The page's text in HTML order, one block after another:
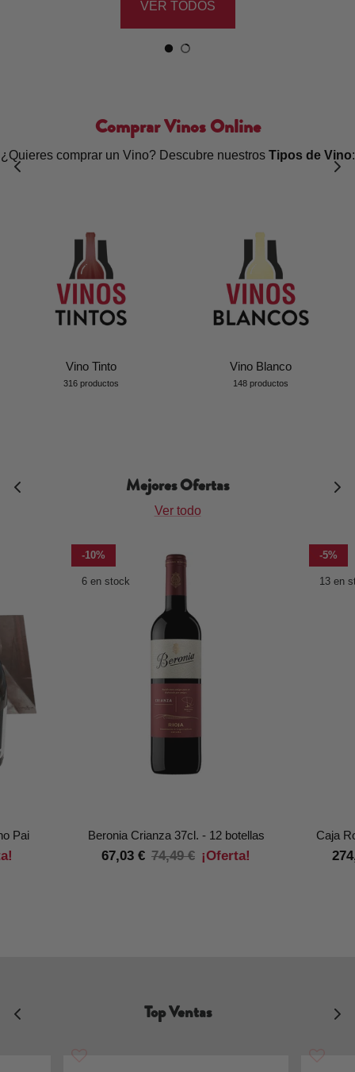
VER TODOS
Comprar Vinos Online
¿Quieres comprar un Vino? Descubre nuestros Tipos de Vino:
Vino Tinto
316 productos
Vino Blanco
148 productos
Mejores Ofertas
Ver todo
Pai
-10%
6 en stock
Beronia Crianza 37cl. - 12 botellas
67,03 € 74,49 € ¡Oferta!
-5%
13 en
Caja
Top Ventas